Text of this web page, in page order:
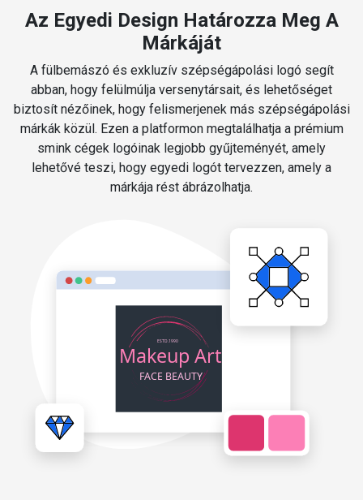
Az Egyedi Design Határozza Meg A
Márkáját
A fülbemászó és exkluzív szépségápolási logó segít
abban, hogy felülmúlja versenytársait, és lehetőséget
biztosít nézőinek, hogy felismerjenek más szépségápolási
márkák közül. Ezen a platformon megtalálhatja a prémium
smink cégek logóinak legjobb gyűjteményét, amely
lehetővé teszi, hogy egyedi logót tervezzen, amely a
márkája rést ábrázolhatja.